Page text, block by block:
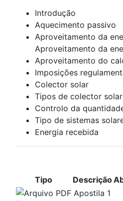
Introdução
Aquecimento passivo
Aproveitamento da
Aproveitamento da
Aproveitamento do
Imposições
Colector solar
Tipos de colector solar
Controlo da
Tipo de sistemas
Energia recebida
Tipo Descrição
Apostila 1